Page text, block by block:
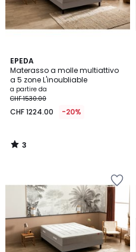
EPEDA
Materasso a molle multiattivo
a 5 zone L'inoubliable
a partire da
CHF 1530.00
CHF 1224.00 -20%
3
/
5
3
/